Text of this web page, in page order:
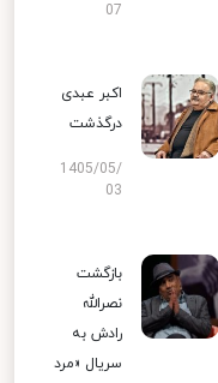
07
اکبر عبدی
درگذشت
1405/05/
03
بازگشت
نصرالله
رادش به
سریال «مرد